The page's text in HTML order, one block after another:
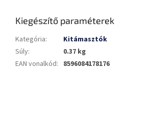
Kiegészítő paraméterek
Kategória:
Kitámasztók
Súly:
0.37 kg
EAN vonalkód: 8596084178176